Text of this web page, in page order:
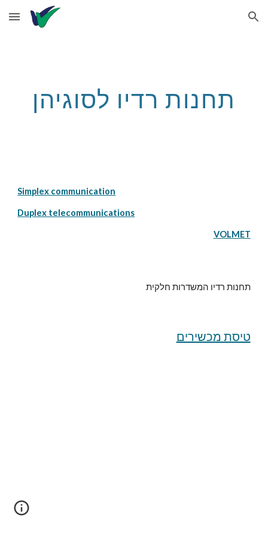
Skip to main content Skip to navigation
תחנות רדיו לסוגיהן
Simplex communication
Duplex telecommunications
VOLMET
תחנות רדיו המשדרות חלקית
טיסת מכשירים